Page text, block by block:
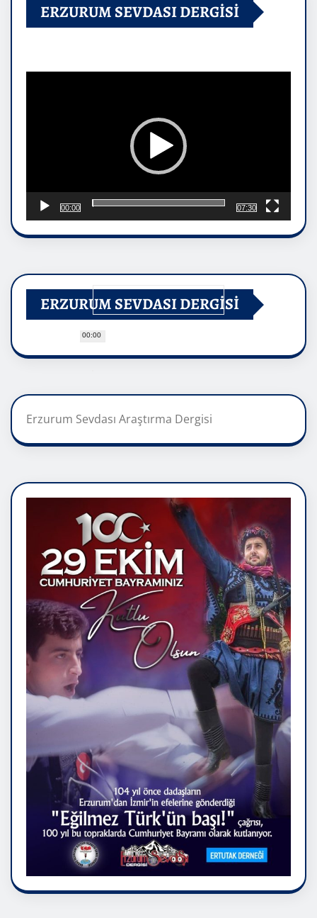
ERZURUM SEVDASI DERGİSİ
00:00
00:00
07:30
ERZURUM SEVDASI DERGİSİ
Erzurum Sevdası Araştırma Dergisi